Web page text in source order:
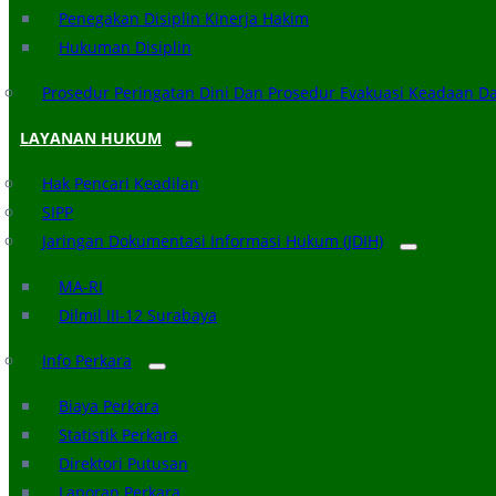
Penegakan Disiplin Kinerja Hakim
Hukuman Disiplin
Prosedur Peringatan Dini Dan Prosedur Evakuasi Keadaan
LAYANAN HUKUM
Hak Pencari Keadilan
SIPP
Jaringan Dokumentasi Informasi Hukum (JDIH)
MA-RI
Dilmil III-12 Surabaya
Info Perkara
Biaya Perkara
Statistik Perkara
Direktori Putusan